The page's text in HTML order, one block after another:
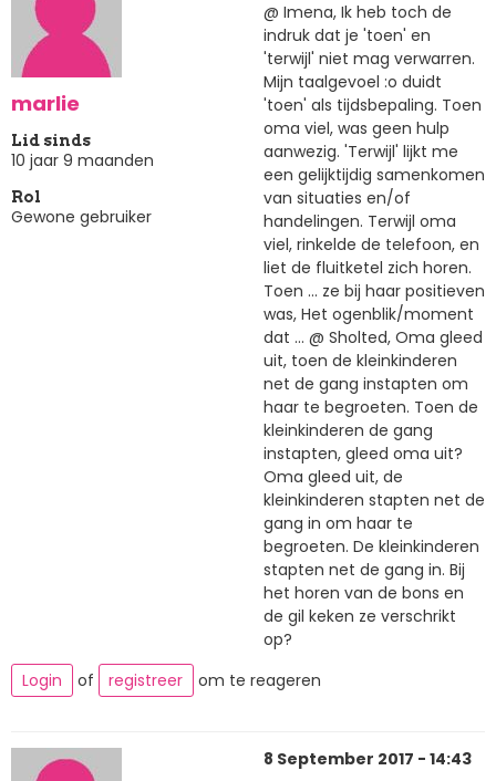
marlie
Lid sinds
10 jaar 9 maanden
Rol
Gewone gebruiker
@ Imena, Ik heb toch de
indruk dat je 'toen' en
'terwijl' niet mag verwarren.
Mijn taalgevoel :o duidt
'toen' als tijdsbepaling. Toen
oma viel, was geen hulp
aanwezig. 'Terwijl' lijkt me
een gelijktijdig samenkomen
van situaties en/of
handelingen. Terwijl oma
viel, rinkelde de telefoon, en
liet de fluitketel zich horen.
Toen ... ze bij haar positieven
was, Het ogenblik/moment
dat ... @ Sholted, Oma gleed
uit, toen de kleinkinderen
net de gang instapten om
haar te begroeten. Toen de
kleinkinderen de gang
instapten, gleed oma uit?
Oma gleed uit, de
kleinkinderen stapten net de
gang in om haar te
begroeten. De kleinkinderen
stapten net de gang in. Bij
het horen van de bons en
de gil keken ze verschrikt
op?
Login
of registreer om te reageren
8 September 2017 - 14:43